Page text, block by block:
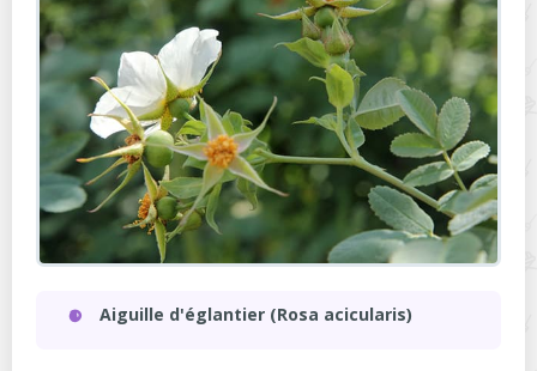
Aiguille d'églantier (Rosa acicularis)